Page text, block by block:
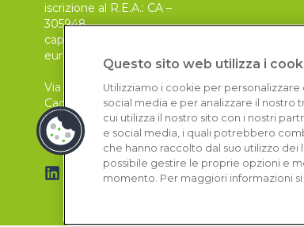
iscrizione al R.E.A.: CA –
305948
capitale sociale 30.000
euro, i.v.
Via Pietro Leo n. 6
Cagliari
09129
Questo sito web utilizza i
Utilizziamo i cookie per
social media e per analizzare il nostro
cui utilizza il nostro sito con i nostri
e social media, i quali potrebbero
che hanno raccolto dal suo utilizzo dei
possibile gestire le proprie opzioni e
momento. Per maggiori informazioni